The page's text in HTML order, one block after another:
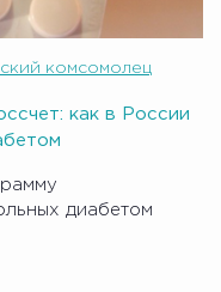
комсомолец
как в России
диабетом